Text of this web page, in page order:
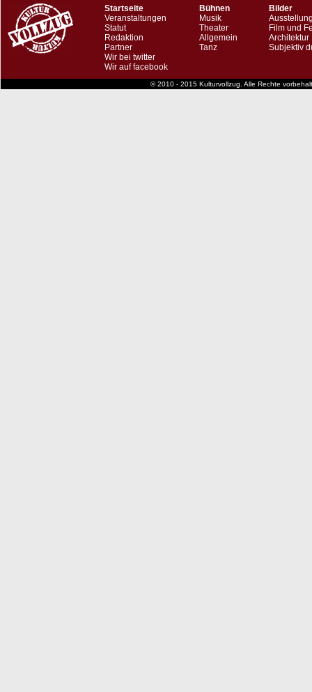
Startseite
Veranstaltungen
Statut
Redaktion
Partner
Wir bei twitter
Wir auf facebook
Bühnen
Musik
Theater
Allgemein
Tanz
Bilder
Film und
Architektur
Subjektiv
© 2010 - 2015 Kulturvollzug. Alle Rechte